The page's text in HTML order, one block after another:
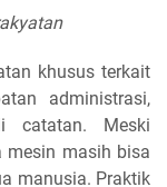
khusus terkait
administrasi,
catatan. Meski
mesin masih bisa
manusia. Praktik